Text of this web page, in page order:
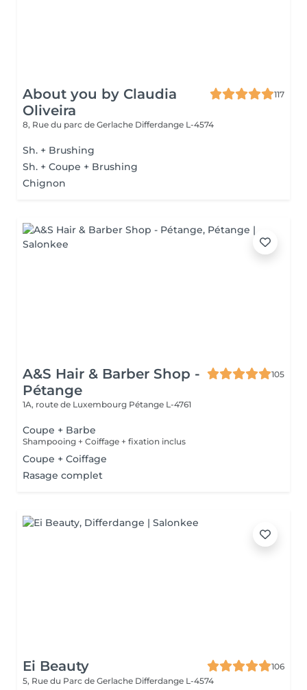
About you by Claudia
Oliveira
117
8, Rue du parc de Gerlache Differdange L-4574
Sh. + Brushing
Sh. + Coupe + Brushing
Chignon
A&S Hair & Barber Shop -
Pétange
105
1A, route de Luxembourg Pétange L-4761
Coupe + Barbe
Shampooing + Coiffage + fixation inclus
Coupe + Coiffage
Rasage complet
Ei Beauty
106
5, Rue du Parc de Gerlache Differdange L-4574